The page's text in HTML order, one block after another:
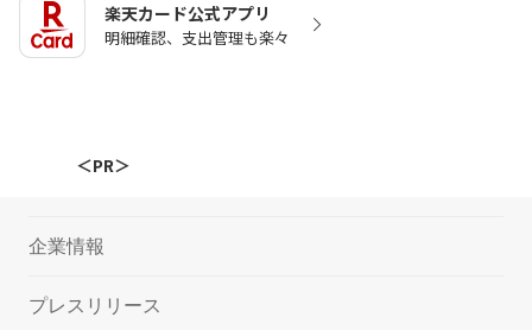
楽天カード公式アプリ
明細確認、支出管理も楽々
＜PR＞
企業情報
プレスリリース